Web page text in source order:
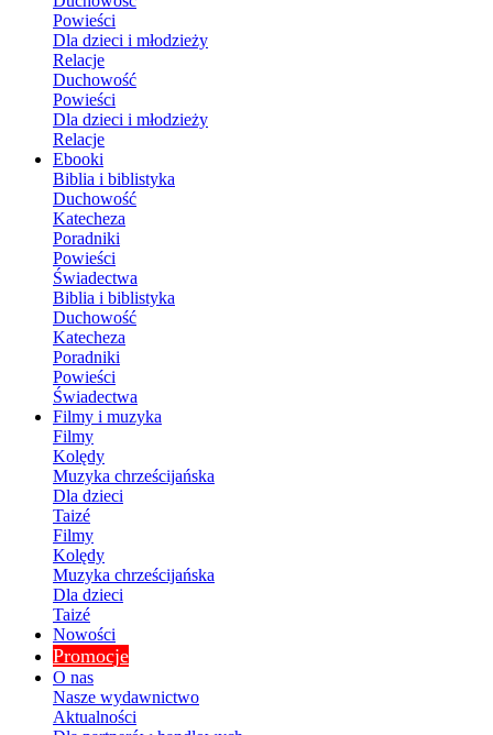
Powieści
Dla dzieci i młodzieży
Relacje
Duchowość
Powieści
Dla dzieci i młodzieży
Relacje
Ebooki
Biblia i biblistyka
Duchowość
Katecheza
Poradniki
Powieści
Świadectwa
Biblia i biblistyka
Duchowość
Katecheza
Poradniki
Powieści
Świadectwa
Filmy i muzyka
Filmy
Kolędy
Muzyka chrześcijańska
Dla dzieci
Taizé
Filmy
Kolędy
Muzyka chrześcijańska
Dla dzieci
Taizé
Nowości
Promocje
O nas
Nasze wydawnictwo
Aktualności